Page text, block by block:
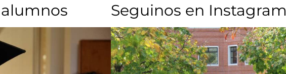
Seguinos en Instagram